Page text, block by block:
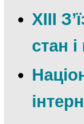
XIII
стан